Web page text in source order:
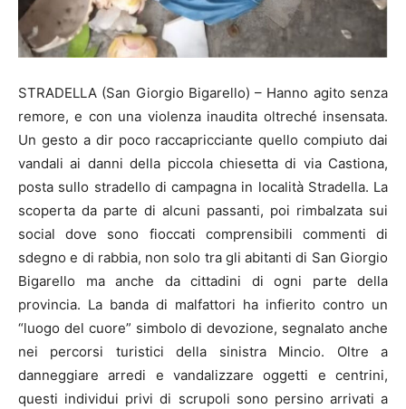
STRADELLA (San Giorgio Bigarello) – Hanno agito senza
remore, e con una violenza inaudita oltreché insensata.
Un gesto a dir poco raccapricciante quello compiuto dai
vandali ai danni della piccola chiesetta di via Castiona,
posta sullo stradello di campagna in località Stradella. La
scoperta da parte di alcuni passanti, poi rimbalzata sui
social dove sono fioccati comprensibili commenti di
sdegno e di rabbia, non solo tra gli abitanti di San Giorgio
Bigarello ma anche da cittadini di ogni parte della
provincia. La banda di malfattori ha infierito contro un
“luogo del cuore” simbolo di devozione, segnalato anche
nei percorsi turistici della sinistra Mincio. Oltre a
danneggiare arredi e vandalizzare oggetti e centrini,
questi individui privi di scrupoli sono persino arrivati a